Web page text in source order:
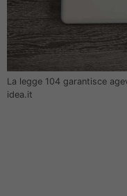
La legge 104 garantisce
idea.it